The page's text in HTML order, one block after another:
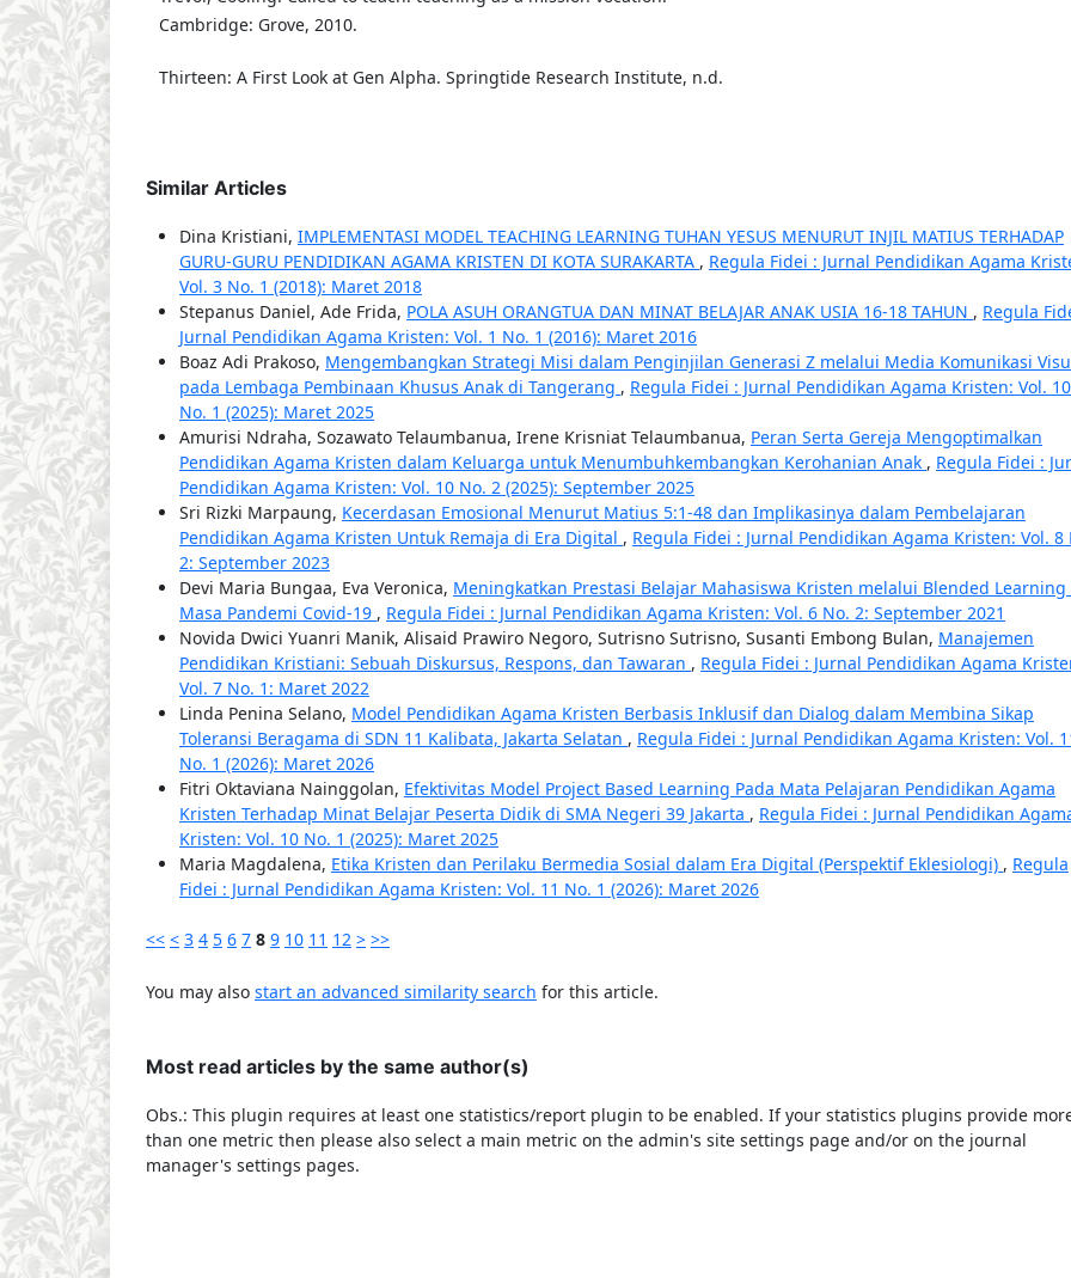
Cambridge: Grove, 2010.
Thirteen: A First Look at Gen Alpha. Springtide Research Institute, n.d.
Similar Articles
Dina Kristiani, IMPLEMENTASI MODEL TEACHING LEARNING TUHAN YESUS MENURUT INJIL MATIUS TERHADAP
GURU-GURU PENDIDIKAN AGAMA KRISTEN DI KOTA SURAKARTA , Regula Fidei : Jurnal Pendidikan Agama
Vol. 3 No. 1 (2018): Maret 2018
Stepanus Daniel, Ade Frida, POLA ASUH ORANGTUA DAN MINAT BELAJAR ANAK USIA 16-18 TAHUN , Regula
Jurnal Pendidikan Agama Kristen: Vol. 1 No. 1 (2016): Maret 2016
Boaz Adi Prakoso, Mengembangkan Strategi Misi dalam Penginjilan Generasi Z melalui Media Komunikasi
pada Lembaga Pembinaan Khusus Anak di Tangerang , Regula Fidei : Jurnal Pendidikan Agama Kristen: Vol. 10
No. 1 (2025): Maret 2025
Amurisi Ndraha, Sozawato Telaumbanua, Irene Krisniat Telaumbanua, Peran Serta Gereja Mengoptimalkan
Pendidikan Agama Kristen dalam Keluarga untuk Menumbuhkembangkan Kerohanian Anak , Regula Fidei :
Pendidikan Agama Kristen: Vol. 10 No. 2 (2025): September 2025
Sri Rizki Marpaung, Kecerdasan Emosional Menurut Matius 5:1-48 dan Implikasinya dalam Pembelajaran
Pendidikan Agama Kristen Untuk Remaja di Era Digital , Regula Fidei : Jurnal Pendidikan Agama Kristen: Vol. 8
2: September 2023
Devi Maria Bungaa, Eva Veronica, Meningkatkan Prestasi Belajar Mahasiswa Kristen melalui Blended
Masa Pandemi Covid-19 , Regula Fidei : Jurnal Pendidikan Agama Kristen: Vol. 6 No. 2: September 2021
Novida Dwici Yuanri Manik, Alisaid Prawiro Negoro, Sutrisno Sutrisno, Susanti Embong Bulan, Manajemen
Pendidikan Kristiani: Sebuah Diskursus, Respons, dan Tawaran , Regula Fidei : Jurnal Pendidikan Agama
Vol. 7 No. 1: Maret 2022
Linda Penina Selano, Model Pendidikan Agama Kristen Berbasis Inklusif dan Dialog dalam Membina Sikap
Toleransi Beragama di SDN 11 Kalibata, Jakarta Selatan , Regula Fidei : Jurnal Pendidikan Agama Kristen: Vol.
No. 1 (2026): Maret 2026
Fitri Oktaviana Nainggolan, Efektivitas Model Project Based Learning Pada Mata Pelajaran Pendidikan Agama
Kristen Terhadap Minat Belajar Peserta Didik di SMA Negeri 39 Jakarta , Regula Fidei : Jurnal Pendidikan
Kristen: Vol. 10 No. 1 (2025): Maret 2025
Maria Magdalena, Etika Kristen dan Perilaku Bermedia Sosial dalam Era Digital (Perspektif Eklesiologi) , Regula
Fidei : Jurnal Pendidikan Agama Kristen: Vol. 11 No. 1 (2026): Maret 2026
<< < 3 4 5 6 7 8 9 10 11 12 > >>
You may also start an advanced similarity search for this article.
Most read articles by the same author(s)
Obs.: This plugin requires at least one statistics/report plugin to be enabled. If your statistics plugins provide
than one metric then please also select a main metric on the admin's site settings page and/or on the journal
manager's settings pages.